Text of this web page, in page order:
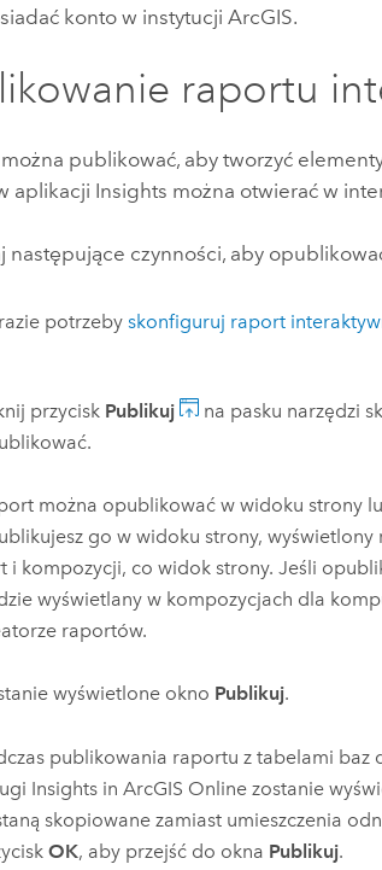
konto w instytucji ArcGIS.
raportu
publikować, aby tworzyć
aplikacji Insights można otwierać w
następujące czynności, aby
potrzebyskonfiguruj raport
przycisk Publikuj
na pasku narzędzi
można opublikować w widoku strony
go w widoku strony, wyświetlony
i kompozycji, co widok strony. Jeśli
wyświetlany w kompozycjach dla
raportów.
wyświetlone okno Publikuj.
publikowania raportu z tabelami baz
Insights in ArcGIS Online zostanie
skopiowane zamiast umieszczenia
OK, aby przejść do okna Publikuj.